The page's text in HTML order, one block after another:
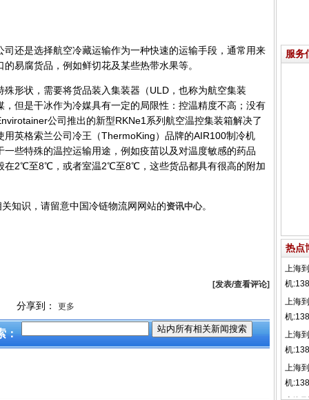
还是选择航空冷藏运输作为一种快速的运输手段，通常用来
易腐货品，例如鲜切花及某些热带水果等。
形状，需要将货品装入集装器（ULD，也称为航空集装
但是干冰作为冷媒具有一定的局限性：控温精度不高；没有
公司推出的新型RKNe1系列航空温控集装箱解决了
英格索兰公司冷王（ThermoKing）品牌的AIR100制冷机
些特殊的温控运输用途，例如疫苗以及对温度敏感的药品
在2℃至8℃，或者室温2℃至8℃，这些货品都具有很高的附加
知识，请留意中国冷链物流网网站的资讯中心。
[发表/查看评论]
分享到： 更多
：
服务
热点